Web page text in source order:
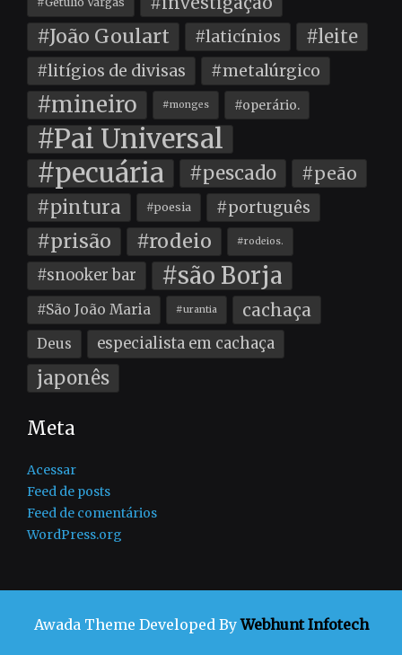
#João Goulart #laticínios #leite
#litígios de divisas #metalúrgico
#mineiro #monges #operário.
#Pai Universal
#pecuária
#pescado #peão
#pintura #poesia #português
#prisão #rodeio #rodeios.
#snooker bar #são Borja
#São João Maria #urantia cachaça
Deus especialista em cachaça
japonês
Meta
Acessar
Feed de posts
Feed de comentários
WordPress.org
Awada Theme Developed ByWebhunt Infotech